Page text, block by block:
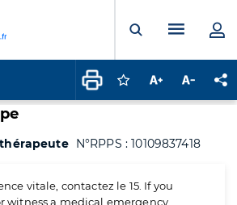
Ouvrir laMenu
Connectez-vous
Augmenter la
N°RPPS : 10109837418
vitale, contactez le 15. If you
witness a medical emergency,